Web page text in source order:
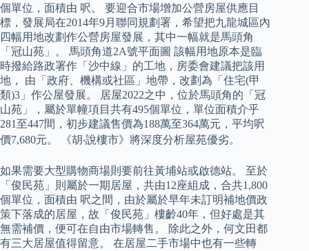
個單位，面積由 呎。 要迎合市場增加公營房屋供應目
標，發展局在2014年9月聯同規劃署，希望把九龍城區內
四幅用地改劃作公營房屋發展，其中一幅就是馬頭角
「冠山苑」。 馬頭角道2A號平面圖 該幅用地原本是臨
時撥給路政署作「沙中線」的工地，房委會建議把該用
地， 由「政府、機構或社區」地帶，改劃為「住宅(甲
類)3」作公屋發展。 居屋2022之中，位於馬頭角的「冠
山苑」，屬於單幢項目共有495個單位，單位面積介乎
281至447間，初步建議售價為188萬至364萬元，平均呎
價7,680元。 《胡‧說樓市》將深度分析屋苑優劣。
如果需要大型購物商場則要前往黃埔站或啟德站。 至於
「俊民苑」則屬於一期居屋，共由12座組成，合共1,800
個單位，面積由 呎之間，由於屬於早年未訂明補地價政
策下落成的居屋，故「俊民苑」樓齡40年，但好處是其
無需補價，便可在自由市場轉售。 除此之外，何文田都
有三大居屋值得留意。 在居屋二手市場中也有一些轉